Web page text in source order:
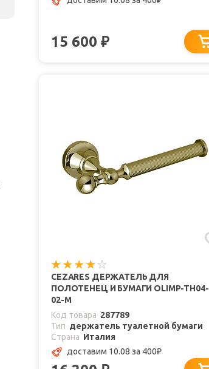
15 600 ₽
CEZARES ДЕРЖАТЕЛЬ ДЛЯ
ПОЛОТЕНЕЦ И БУМАГИ OLIMP-TH04-
02-M
Код товара 287789
Тип держатель туалетной бумаги
Страна Италия
доставим 10.08 за 400₽